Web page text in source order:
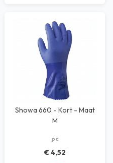
Showa 660 - Kort - Maat
M
pc
€ 4,52